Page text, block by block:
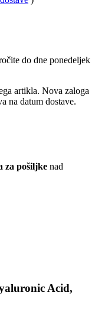
do dne ponedeljek
artikla. Nova zaloga
na datum dostave.
za pošiljke nad
Acid,